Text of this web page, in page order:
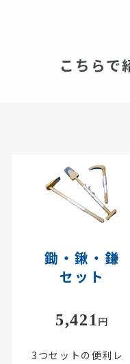
こちらで
鋤・鍬・鎌
セット
5,421 円
3つセットの便利レ